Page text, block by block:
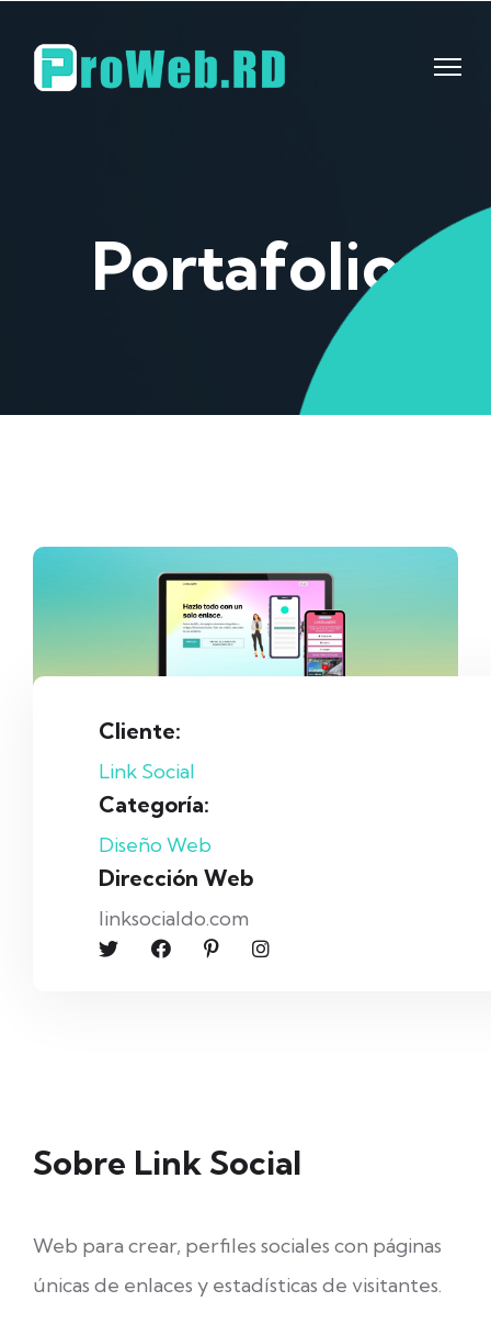
Portafolio
Cliente:
Link Social
Categoría:
Diseño Web
Dirección Web
linksocialdo.com
Sobre Link Social
Web para crear, perfiles sociales con páginas
únicas de enlaces y estadísticas de visitantes.